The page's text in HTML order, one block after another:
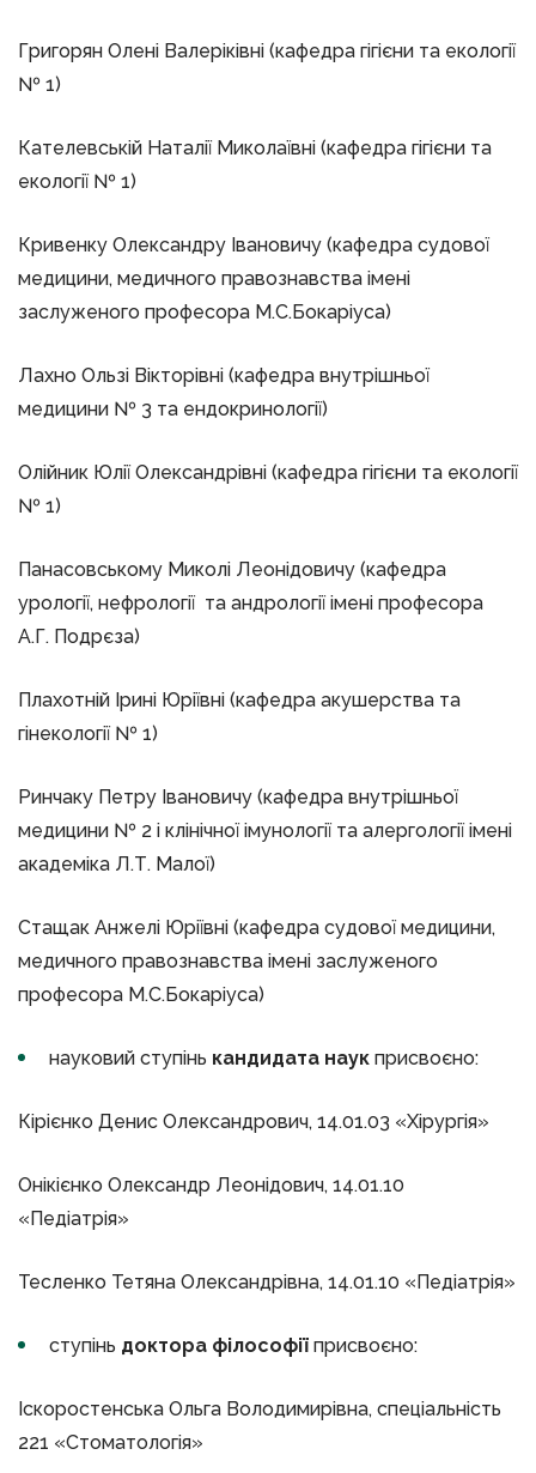
Григорян Олені Валеріківні (кафедра гігієни та екології
№ 1)
Кателевській Наталії Миколаївні (кафедра гігієни та
екології № 1)
Кривенку Олександру Івановичу (кафедра судової
медицини, медичного правознавства імені
заслуженого професора М.С.Бокаріуса)
Лахно Ользі Вікторівні (кафедра внутрішньої
медицини № 3 та ендокринології)
Олійник Юлії Олександрівні (кафедра гігієни та екології
№ 1)
Панасовському Миколі Леонідовичу (кафедра
урології, нефрології та андрології імені професора
А.Г. Подрєза)
Плахотній Ірині Юріївні (кафедра акушерства та
гінекології № 1)
Ринчаку Петру Івановичу (кафедра внутрішньої
медицини № 2 і клінічної імунології та алергології імені
академіка Л.Т. Малої)
Стащак Анжелі Юріївні (кафедра судової медицини,
медичного правознавства імені заслуженого
професора М.С.Бокаріуса)
науковий ступінь кандидата наук присвоєно:
Кірієнко Денис Олександрович, 14.01.03 «Хірургія»
Онікієнко Олександр Леонідович, 14.01.10
«Педіатрія»
Тесленко Тетяна Олександрівна, 14.01.10 «Педіатрія»
ступінь доктора філософії присвоєно:
Іскоростенська Ольга Володимирівна, спеціальність
221 «Стоматологія»